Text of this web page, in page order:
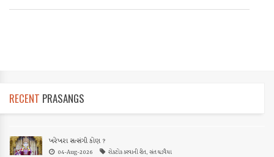
RECENT PRASANGS
ખરેખરા સત્સંગી કોણ ?
04-Aug-2026 રોકટોક કરવાની રીત, સંત ઘડવૈયા